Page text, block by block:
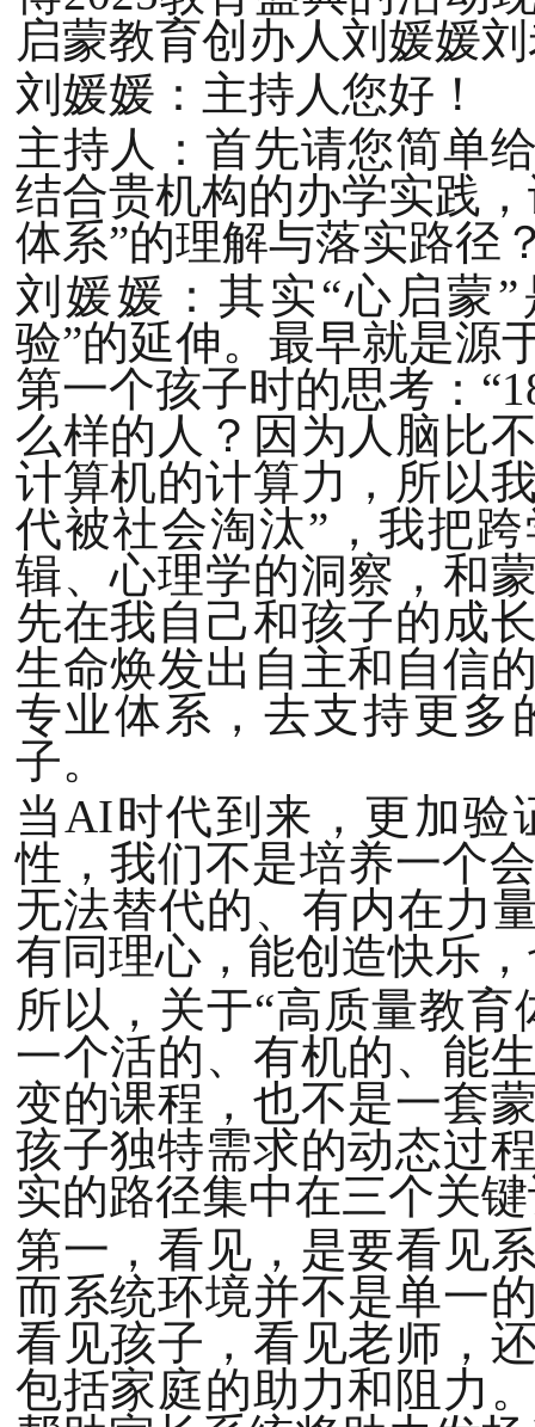
启蒙教育创办人刘媛媛
刘媛媛：主持人您好！
主持人：首先请您简单
结合贵机构的办学实践
体系”的理解与落实路径
刘媛媛：其实“心启蒙
验”的延伸。最早就是源
第一个孩子时的思考：
么样的人？因为人脑比
计算机的计算力，所以
代被社会淘汰”，我把
辑、心理学的洞察，和
先在我自己和孩子的成
生命焕发出自主和自信
专业体系，去支持更多
子。
当AI时代到来，更加验
性，我们不是培养一个
无法替代的、有内在力
有同理心，能创造快乐
所以，关于“高质量教
一个活的、有机的、能
变的课程，也不是一套
孩子独特需求的动态过
实的路径集中在三个关
第一，看见，是要看见
而系统环境并不是单一
看见孩子，看见老师，
包括家庭的助力和阻力